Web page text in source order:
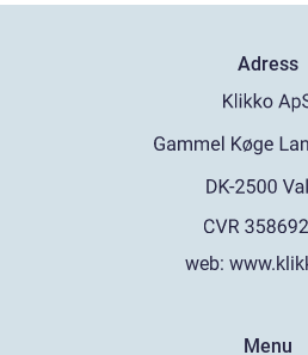
Adress
web:
Menu